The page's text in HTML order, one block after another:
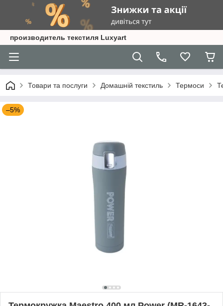
производитель текстиля Luxyart
Товари та послуги Домашній текстиль Термоси
–5%